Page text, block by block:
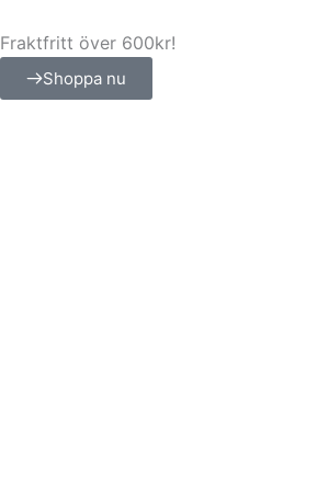
till
innehåll
Fraktfritt över 600kr!
Shoppa nu